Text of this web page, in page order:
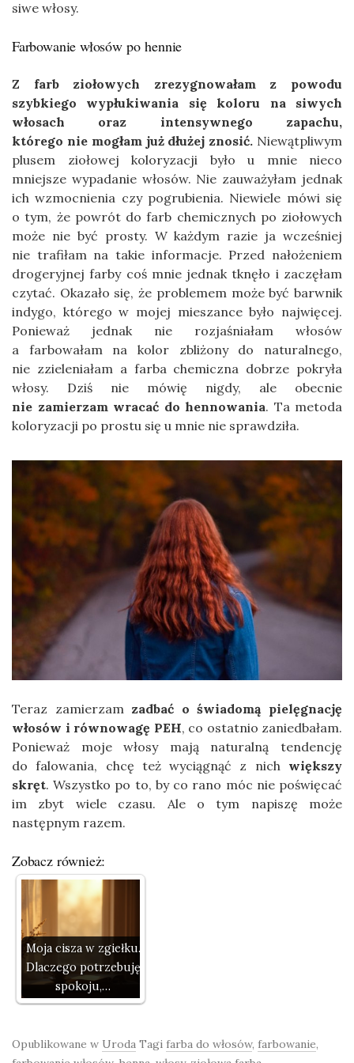
siwe włosy.
Farbowanie włosów po hennie
Z farb ziołowych zrezygnowałam z powodu
szybkiego wypłukiwania się koloru na siwych
włosach oraz intensywnego zapachu,
którego nie mogłam już dłużej znosić. Niewątpliwym
plusem ziołowej koloryzacji było u mnie nieco
mniejsze wypadanie włosów. Nie zauważyłam jednak
ich wzmocnienia czy pogrubienia. Niewiele mówi się
o tym, że powrót do farb chemicznych po ziołowych
może nie być prosty. W każdym razie ja wcześniej
nie trafiłam na takie informacje. Przed nałożeniem
drogeryjnej farby coś mnie jednak tknęło i zaczęłam
czytać. Okazało się, że problemem może być barwnik
indygo, którego w mojej mieszance było najwięcej.
Ponieważ jednak nie rozjaśniałam włosów
a farbowałam na kolor zbliżony do naturalnego,
nie zzieleniałam a farba chemiczna dobrze pokryła
włosy. Dziś nie mówię nigdy, ale obecnie
nie zamierzam wracać do hennowania. Ta metoda
koloryzacji po prostu się u mnie nie sprawdziła.
Teraz zamierzam zadbać o świadomą pielęgnację
włosów i równowagę PEH, co ostatnio zaniedbałam.
Ponieważ moje włosy mają naturalną tendencję
do falowania, chcę też wyciągnąć z nich większy
skręt. Wszystko po to, by co rano móc nie poświęcać
im zbyt wiele czasu. Ale o tym napiszę może
następnym razem.
Zobacz również:
Moja cisza w zgiełku.
Dlaczego potrzebuję
spokoju,…
Opublikowane w Uroda Tagi farba do włosów, farbowanie,